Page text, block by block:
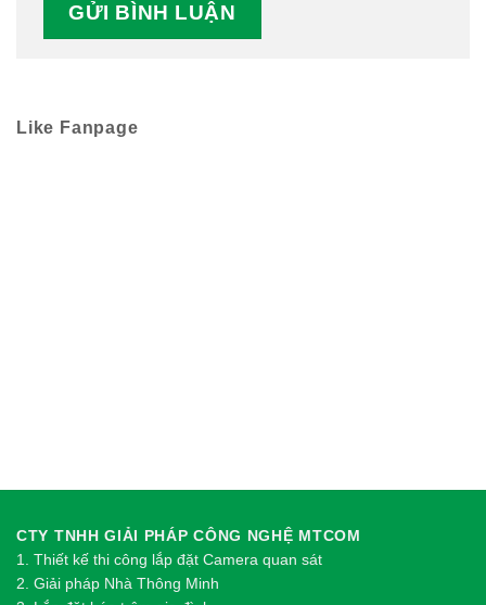
Like Fanpage
CTY TNHH GIẢI PHÁP CÔNG NGHỆ MTCOM
1. Thiết kế thi công lắp đặt Camera quan sát
2. Giải pháp Nhà Thông Minh